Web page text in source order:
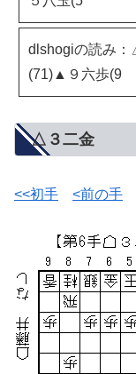
dlshogiの読み
(71)▲９六歩(9
△３二金
<<初手 <前の手